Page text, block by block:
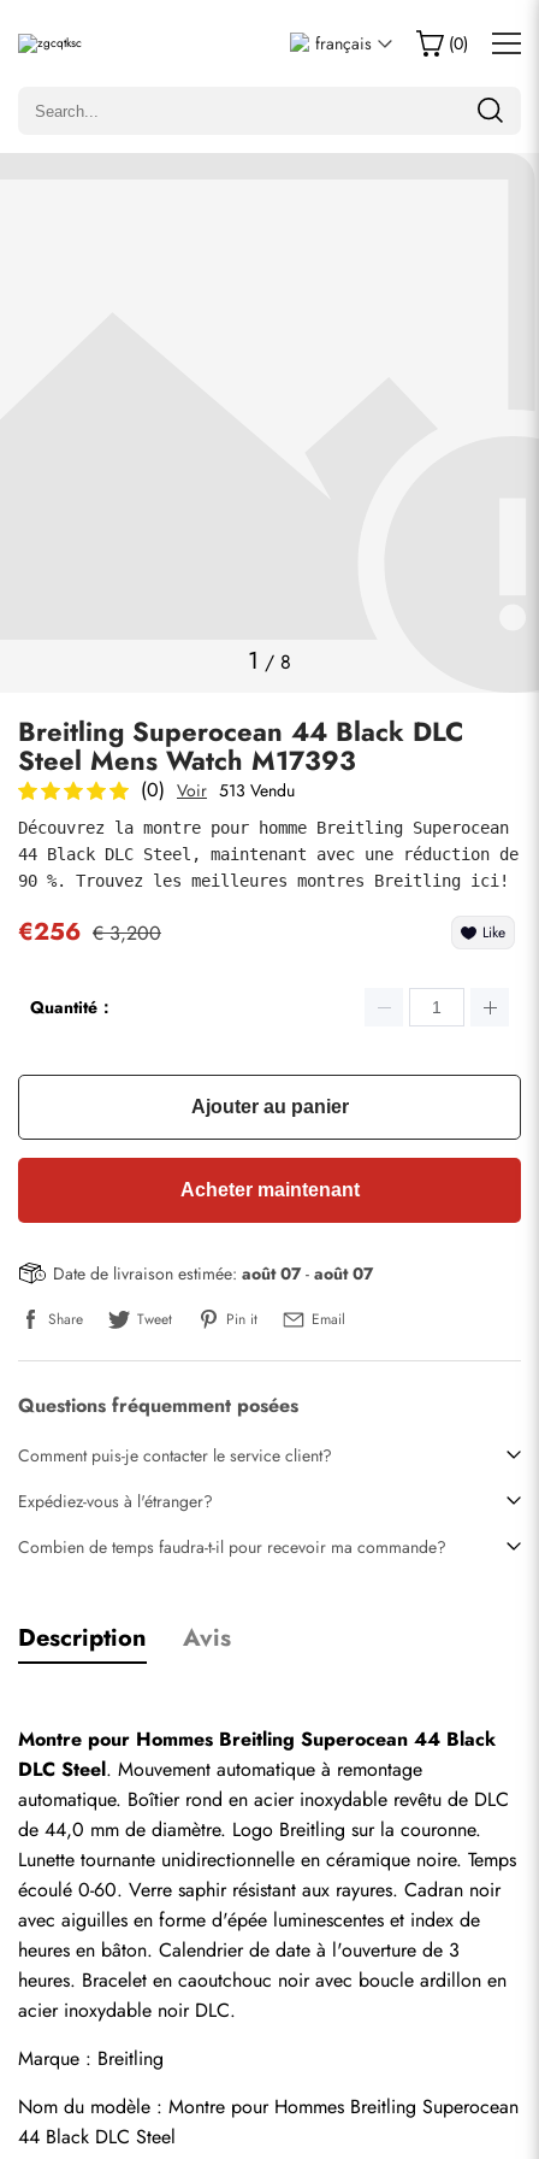
français (0)
1 / 8
Breitling Superocean 44 Black DLC
Steel Mens Watch M17393
(0) Voir 513 Vendu
Découvrez la montre pour homme Breitling Superocean
44 Black DLC Steel, maintenant avec une réduction de
90 %. Trouvez les meilleures montres Breitling ici!
€256 € 3,200 Like
Quantité：
Ajouter au panier
Acheter maintenant
Date de livraison estimée: août 07- août 07
Share Tweet Pin it Email
Questions fréquemment posées
Comment puis-je contacter le service client?
Expédiez-vous à l'étranger?
Combien de temps faudra-t-il pour recevoir ma commande?
Description Avis
Montre pour Hommes Breitling Superocean 44 Black
DLC Steel. Mouvement automatique à remontage
automatique. Boîtier rond en acier inoxydable revêtu de DLC
de 44,0 mm de diamètre. Logo Breitling sur la couronne.
Lunette tournante unidirectionnelle en céramique noire. Temps
écoulé 0-60. Verre saphir résistant aux rayures. Cadran noir
avec aiguilles en forme d'épée luminescentes et index de
heures en bâton. Calendrier de date à l'ouverture de 3
heures. Bracelet en caoutchouc noir avec boucle ardillon en
acier inoxydable noir DLC.
Marque : Breitling
Nom du modèle : Montre pour Hommes Breitling Superocean
44 Black DLC Steel
Écrire un commentaire
Seuls les clients ayant acheté cet article sont autorisés à
soumettre